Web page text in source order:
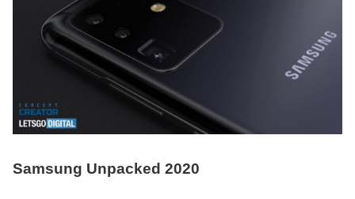
Samsung Unpacked 2020